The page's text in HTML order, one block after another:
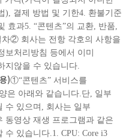
), 결제 방법 및 기한4. 환불기준
효과5. “콘텐츠”의 교환, 반품,
② 회사는 전항 각호의 사항을
보처리방침 등에서 이미
지않을 수 있습니다.
)①“콘텐츠” 서비스를
은 아래와 같습니다.단, 일부
수 있으며, 회사는 일부
동영상 재생 프로그램과 같은
있습니다.1. CPU: Core i3